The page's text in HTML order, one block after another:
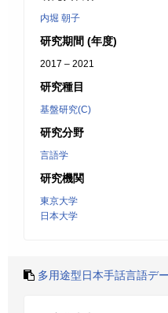
内堀 朝子
研究期間 (年度)
2017 – 2021
研究種目
基盤研究(C)
研究分野
言語学
研究機関
東京大学
日本大学
多用途型日本手話言語デ